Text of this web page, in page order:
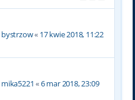
bystrzow« 17 kwie 2018, 11:22
mika5221 «6 mar 2018, 23:09